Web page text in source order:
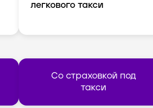
легкового такси
Со страховкой под
такси